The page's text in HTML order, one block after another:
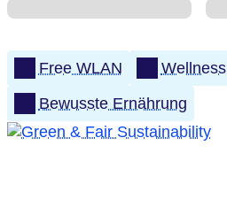
Free WLAN
Wellness
Bewusste Ernährung